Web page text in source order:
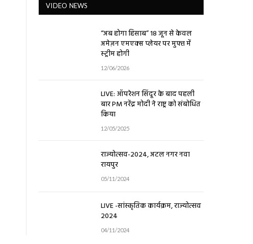
VIDEO NEWS
“अब होगा हिसाब” 18 जून से केवल
अमेज़न एमएक्स प्लेयर पर मुफ्त में
स्ट्रीम होगी
12/06/2026
LIVE: ऑपरेशन सिंदूर के बाद पहली
बार PM नरेंद्र मोदी ने राष्ट्र को संबोधित
किया
12/05/2025
राज्योत्सव-2024, अटल नगर नवा
रायपुर
05/11/2024
LIVE -सांस्कृतिक कार्यक्रम, राज्योत्सव
2024
04/11/2024